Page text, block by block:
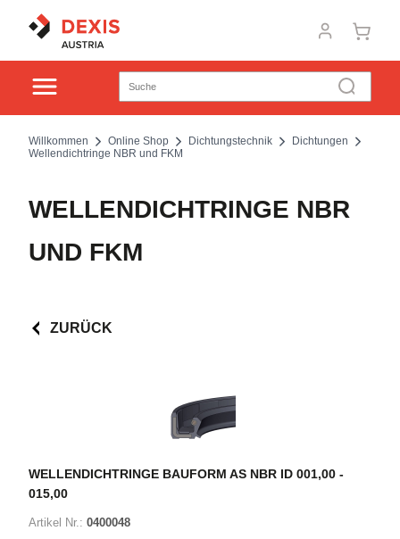
Willkommen Online Shop Dichtungstechnik
Dichtungen
Wellendichtringe NBR und FKM
WELLENDICHTRINGE NBR
UND FKM
ZURÜCK
WELLENDICHTRINGE BAUFORM AS NBR ID 001,00 -
015,00
Artikel Nr.: 0400048